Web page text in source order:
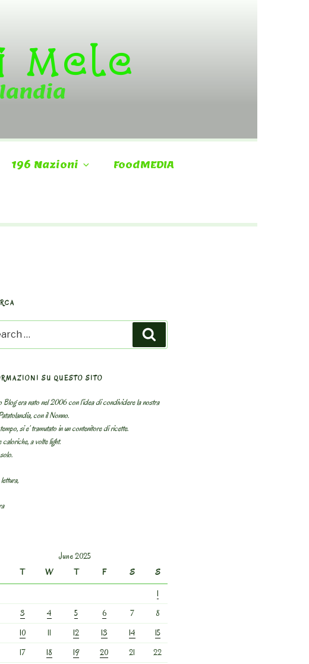
Mele
196 Nazioni FoodMEDIA
SU QUESTO SITO
Blog era nato nel 2006 con l’idea di condividere la nostra
con il Nonno.
si e’ tramutato in un contenitore di ricette.
a volte light.
June 2025
T W T F S
S
1
3 4 5 6 7
8
10 11 12 13 14
15
17 18 19 20 21
22